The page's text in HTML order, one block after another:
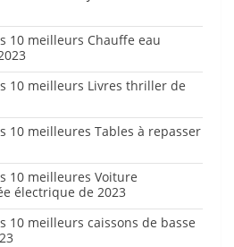
10 meilleurs Chauffe eau
10 meilleurs Livres thriller de
10 meilleures Tables à repasser
10 meilleures Voiture
électrique de 2023
10 meilleurs caissons de basse